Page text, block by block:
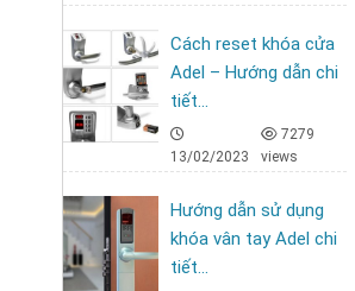
Cách reset khóa cửa
Adel – Hướng dẫn chi
tiết...
13/02/2023
7279
views
Hướng dẫn sử dụng
khóa vân tay Adel chi
tiết...